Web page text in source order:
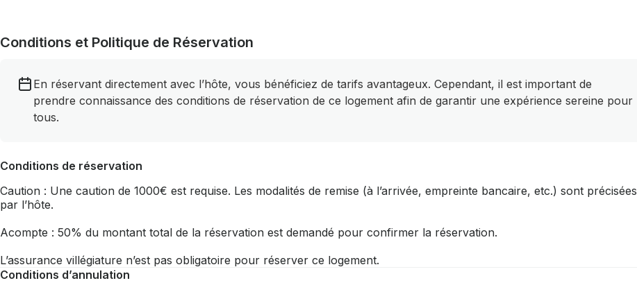
Conditions et Politique de Réservation
En réservant directement avec l’hôte, vous bénéficiez de tarifs avantageux. Cependant, il est important de
prendre connaissance des conditions de réservation de ce logement afin de garantir une expérience sereine pour
tous.
Conditions de réservation
Caution : Une caution de 1000€ est requise. Les modalités de remise (à l’arrivée, empreinte bancaire, etc.) sont précisées
par l’hôte.
Acompte : 50% du montant total de la réservation est demandé pour confirmer la réservation.
L’assurance villégiature n’est pas obligatoire pour réserver ce logement.
Conditions d’annulation